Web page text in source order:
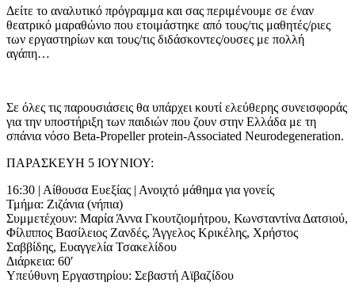
Δείτε το αναλυτικό πρόγραμμα και σας περιμένουμε σε έναν
θεατρικό μαραθώνιο που ετοιμάστηκε από τους/τις μαθητές/ριες
των εργαστηρίων και τους/τις διδάσκοντες/ουσες με πολλή
αγάπη…
Σε όλες τις παρουσιάσεις θα υπάρχει κουτί ελεύθερης συνεισφοράς
για την υποστήριξη των παιδιών που ζουν στην Ελλάδα με τη
σπάνια νόσο Beta-Propeller protein-Associated Neurodegeneration.
ΠΑΡΑΣΚΕΥΗ 5 ΙΟΥΝΙΟΥ:
16:30 | Αίθουσα Ευεξίας | Ανοιχτό μάθημα για γονείς
Τμήμα: Ζιζάνια (νήπια)
Συμμετέχουν: Μαρία Άννα Γκουτζιομήτρου, Κωνσταντίνα Δατσιού,
Φίλιππος Βασίλειος Ζανδές, Άγγελος Κρικέλης, Χρήστος
Σαββίδης, Ευαγγελία Τσακελίδου
Διάρκεια: 60′
Υπεύθυνη Εργαστηρίου: Σεβαστή Αϊβαζίδου